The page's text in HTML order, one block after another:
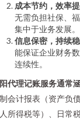
成本节约，效率
无需负担社保、
集中于业务发展。
信息保密，持续
能保证企业财务
连续性。
代理记账服务通常
会计报表（资产负
所得税等）、日常